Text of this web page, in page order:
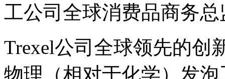
工公司全球消费品商务总
Trexel公司全球领先的创
物理（相对于化学）发